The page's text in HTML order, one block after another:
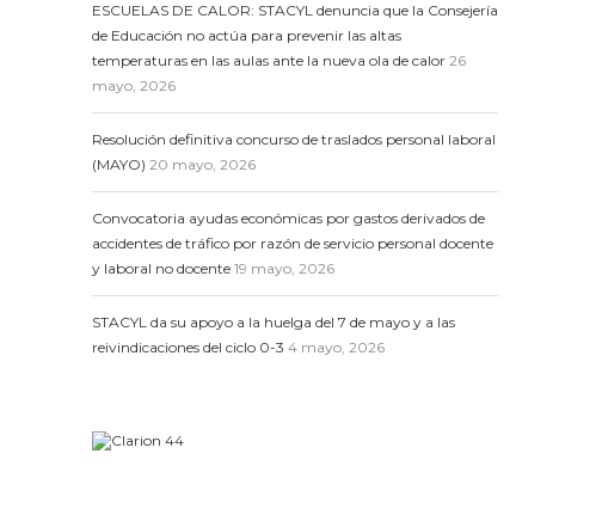
ESCUELAS DE CALOR: STACYL denuncia que la Consejería
de Educación no actúa para prevenir las altas
temperaturas en las aulas ante la nueva ola de calor 26
mayo, 2026
Resolución definitiva concurso de traslados personal laboral
(MAYO) 20 mayo, 2026
Convocatoria ayudas económicas por gastos derivados de
accidentes de tráfico por razón de servicio personal docente
y laboral no docente 19 mayo, 2026
STACYL da su apoyo a la huelga del 7 de mayo y a las
reivindicaciones del ciclo 0-3 4 mayo, 2026